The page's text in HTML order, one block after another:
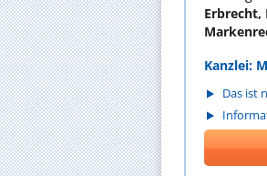
Erbrecht,
Kanzlei:
Das ist